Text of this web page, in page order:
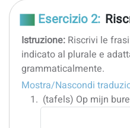
Esercizio 2:
Istruzione: Riscrivi le
indicato al plurale e
grammaticalmente.
Mostra/Nascondi
(tafels) Op mijn